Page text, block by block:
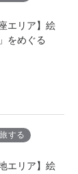
エリア】絵
をめぐる
する
エリア】絵